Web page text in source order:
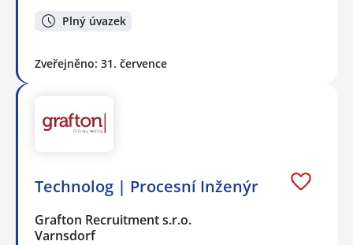
Plný úvazek
Zveřejněno: 31. července
Technolog | Procesní Inženýr
Grafton Recruitment s.r.o.
Varnsdorf